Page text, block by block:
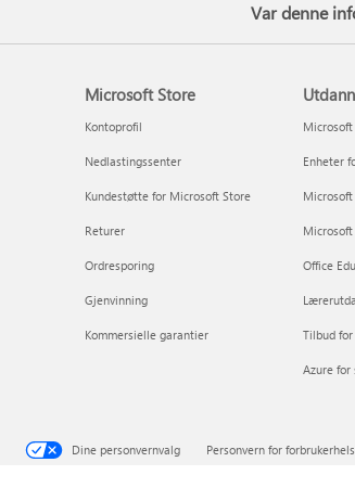
Var denne
Microsoft Store
Kontoprofil
Nedlastingssenter
Kundestøtte for Microsoft Store
Returer
Ordresporing
Gjenvinning
Kommersielle garantier
Enheter
Office
Tilbud
Azure for
Dine personvernvalg Personvern for